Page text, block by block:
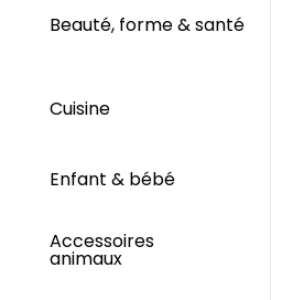
Beauté, forme & santé
Cuisine
Enfant & bébé
Accessoires
animaux